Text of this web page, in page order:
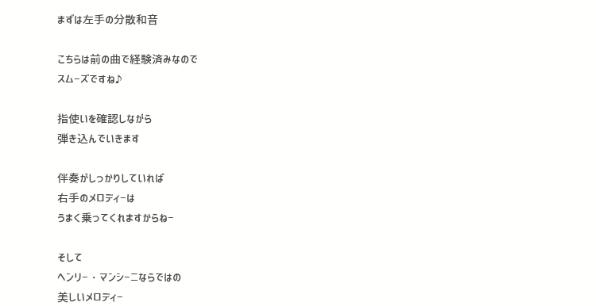
まずは左手の分散和音
こちらは前の曲で経験済みなので
スムーズですね♪
指使いを確認しながら
弾き込んでいきます
伴奏がしっかりしていれば
右手のメロディーは
うまく乗ってくれますからねー
そして
ヘンリー・マンシーニならではの
美しいメロディー